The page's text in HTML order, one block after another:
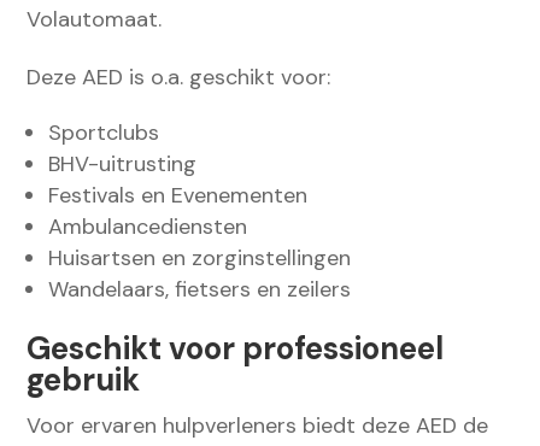
Volautomaat.
Deze AED is o.a. geschikt voor:
Sportclubs
BHV-uitrusting
Festivals en Evenementen
Ambulancediensten
Huisartsen en zorginstellingen
Wandelaars, fietsers en zeilers
Geschikt voor professioneel
gebruik
Voor ervaren hulpverleners biedt deze AED de